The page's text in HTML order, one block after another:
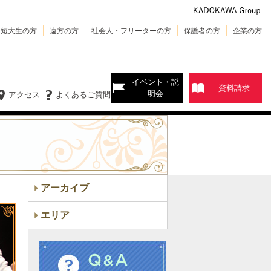
大生の方 遠方の方 社会人・フリーターの方 保護者の方 企業の方
よくあるご質問
アクセス
イベント・説
明会
資料請求
アーカイブ
エリア